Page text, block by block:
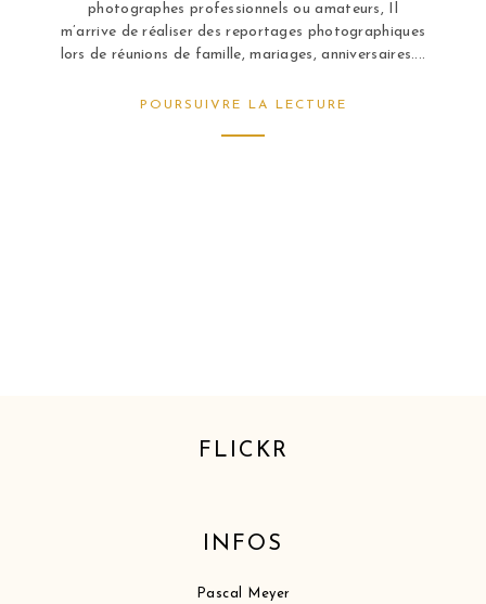
photographes professionnels ou amateurs, Il
m’arrive de réaliser des reportages photographiques
lors de réunions de famille, mariages, anniversaires....
POURSUIVRE LA LECTURE
FLICKR
INFOS
Pascal Meyer